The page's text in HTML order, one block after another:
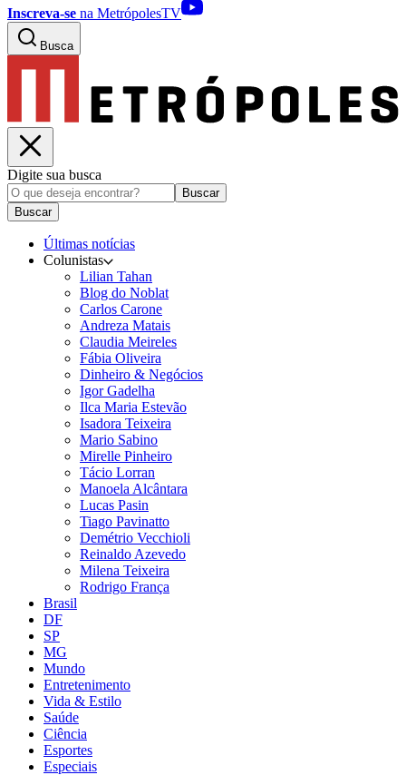
Inscreva-se na MetrópolesTV
Busca
Digite sua busca
Buscar
Buscar
Últimas notícias
Colunistas
Lilian Tahan
Blog do Noblat
Carlos Carone
Andreza Matais
Claudia Meireles
Fábia Oliveira
Dinheiro & Negócios
Igor Gadelha
Ilca Maria Estevão
Isadora Teixeira
Mario Sabino
Mirelle Pinheiro
Tácio Lorran
Manoela Alcântara
Lucas Pasin
Tiago Pavinatto
Demétrio Vecchioli
Reinaldo Azevedo
Milena Teixeira
Rodrigo França
Brasil
DF
SP
MG
Mundo
Entretenimento
Vida & Estilo
Saúde
Ciência
Esportes
Especiais